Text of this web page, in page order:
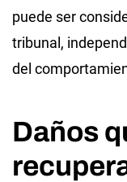
puede ser
tribunal,
del
Daños